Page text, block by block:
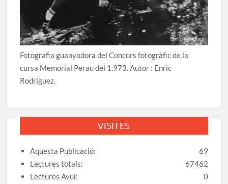
Fotografia guanyadora del Concurs fotogràfic de la
cursa Memorial Perau del 1.973. Autor : Enric
Rodríguez.
VISITES
69
Aquesta Publicació:
67462
Lectures totals:
0
Lectures Avui: